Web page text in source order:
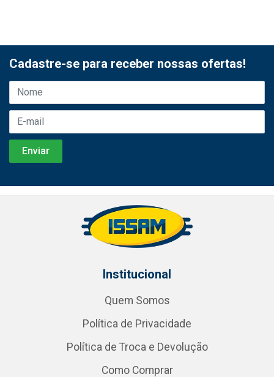
Cadastre-se para receber nossas ofertas!
Institucional
Quem Somos
Política de Privacidade
Política de Troca e Devolução
Como Comprar